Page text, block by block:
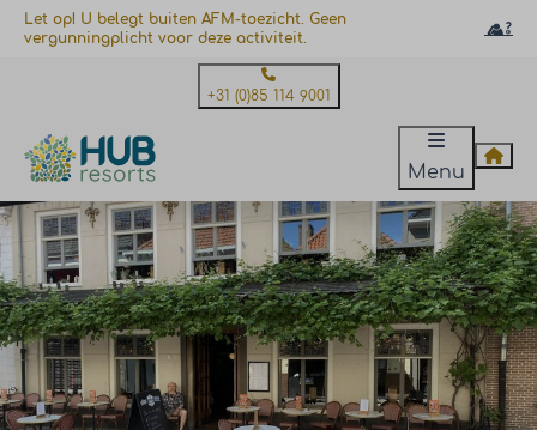
Let op! U belegt buiten AFM-toezicht. Geen
vergunningplicht voor deze activiteit.
+31 (0)85 114 9001
Menu